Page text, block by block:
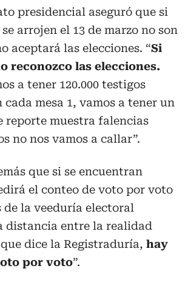
presidencial aseguró que si
arrojen el 13 de marzo no son
aceptará las elecciones. “Si
reconozco las elecciones.
a tener 120.000 testigos
cada mesa 1, vamos a tener un
reporte muestra falencias
no nos vamos a callar”.
que si se encuentran
el conteo de voto por voto
de la veeduría electoral
distancia entre la realidad
dice la Registraduría, hay
por voto”.